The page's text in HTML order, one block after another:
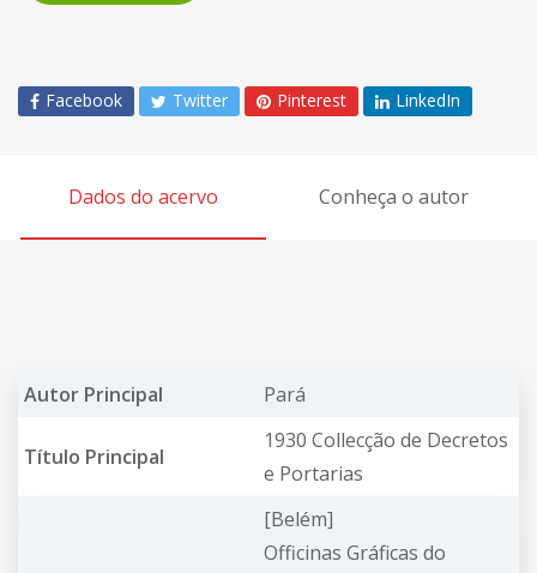
Facebook Twitter Pinterest LinkedIn
Dados do acervo Conheça o autor
Autor Principal Pará
Título Principal
1930 Collecção de Decretos
e Portarias
[Belém]
Officinas Gráficas do